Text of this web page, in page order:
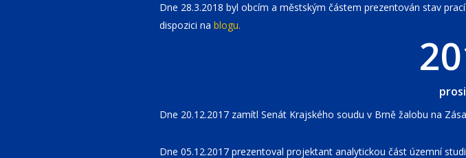
Dne 28.3.2018 byl obcím a městským částem prezentován stav
dispozici na blogu.
Dne 20.12.2017 zamítl Senát Krajského soudu v Brně žalobu na
Dne 05.12.2017 prezentoval projektant analytickou část územní